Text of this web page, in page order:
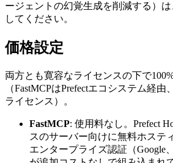
ージェントの幻覚生成を削減する）は
してください。
価格設定
両方とも寛容なライセンスの下で
（FastMCPはPrefectエコシステム経由
ライセンス）。
FastMCP: 使用料なし。Prefect
スのサーバー向けに無料ホステ
エンタープライズ認証（Google